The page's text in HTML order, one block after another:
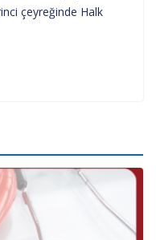
çeyreğinde Halk